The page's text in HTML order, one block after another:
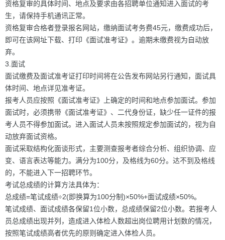
资格复审的具体时间、地点及要求由各招聘单位通知进入面试的考
生，请保持手机通讯正常。
资格复审合格者登录报名网站，缴纳面试考务费45元，缴费成功后，
即可在该网址下载、打印《面试准考证》。逾期未缴费视为自动放
弃。
3.面试
面试缴费及面试准考证打印时间将在公告发布网站另行通知，面试具
体时间、地点详见准考证。
报考人员应按照《面试准考证》上确定的时间和地点参加面试。参加
面试时，必须携带《面试准考证》、二代身份证，缺少任一证件的报
考人员不得参加面试。进入面试人员未按照规定参加面试的，视为自
动放弃面试资格。
面试采取结构化面谈形式，主要测查报考者综合分析、组织协调、应
变、语言表达等能力。满分为100分，及格线为60分。达不到及格线
的，不能进入下一招聘环节。
考试总成绩的计算方法具体为：
总成绩=笔试成绩÷2(即换算为100分制)×50%+面试成绩×50%。
笔试成绩、面试成绩各保留1位小数，总成绩保留2位小数。若报考人
员总成绩出现并列，造成进入体检人数超出岗位聘用计划数的情况，
按照笔试成绩高者优先的原则确定进入体检人员。